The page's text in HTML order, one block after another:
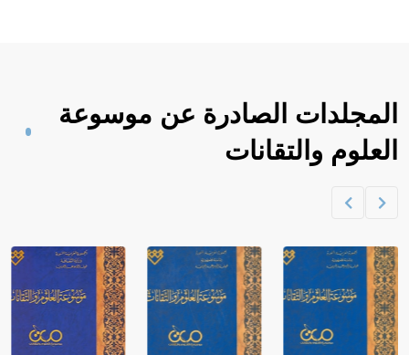
المجلدات الصادرة عن موسوعة
العلوم والتقانات